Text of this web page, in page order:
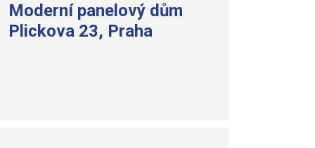
Moderní panelový dům
Plickova 23, Praha